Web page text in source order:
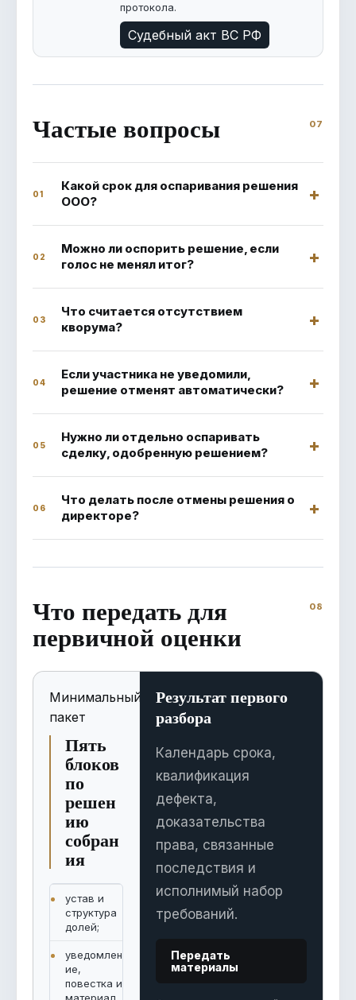
протокола.
Судебный акт ВС РФ
Частые вопросы
01
Какой срок для оспаривания решения
ООО?
02
Можно ли оспорить решение, если
голос не менял итог?
03
Что считается отсутствием
кворума?
04
Если участника не уведомили,
решение отменят автоматически?
05
Нужно ли отдельно оспаривать
сделку, одобренную решением?
06
Что делать после отмены решения о
директоре?
Что передать для
первичной оценки
Минимальный
пакет
Пять
блоков
по
решен
ию
собран
ия
устав и
структура
долей;
уведомлен
ие,
повестка и
материал
Результат первого
разбора
Календарь срока,
квалификация
дефекта,
доказательства
права, связанные
последствия и
исполнимый набор
требований.
Передать
материалы